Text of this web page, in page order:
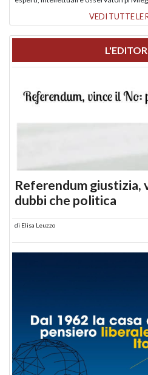
VEDI TUTTE LE
Referendum giustizia,
dubbi che politica
di Elisa Leuzzo